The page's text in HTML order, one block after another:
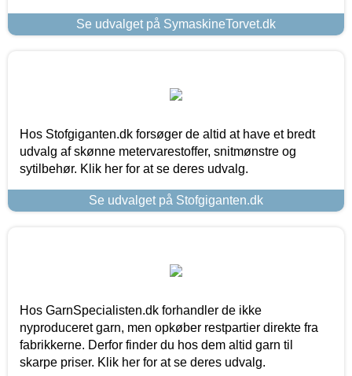
Se udvalget på SymaskineTorvet.dk
Hos Stofgiganten.dk forsøger de altid at have et bredt
udvalg af skønne metervarestoffer, snitmønstre og
sytilbehør. Klik her for at se deres udvalg.
Se udvalget på Stofgiganten.dk
Hos GarnSpecialisten.dk forhandler de ikke
nyproduceret garn, men opkøber restpartier direkte fra
fabrikkerne. Derfor finder du hos dem altid garn til
skarpe priser. Klik her for at se deres udvalg.